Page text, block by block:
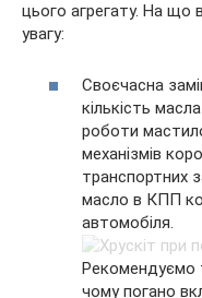
цього агрегату. На що
увагу:
Своєчасна
кількість
роботи
механізмів
транспортних
масло в КПП
автомобіля.
Рекомендуємо
чому погано